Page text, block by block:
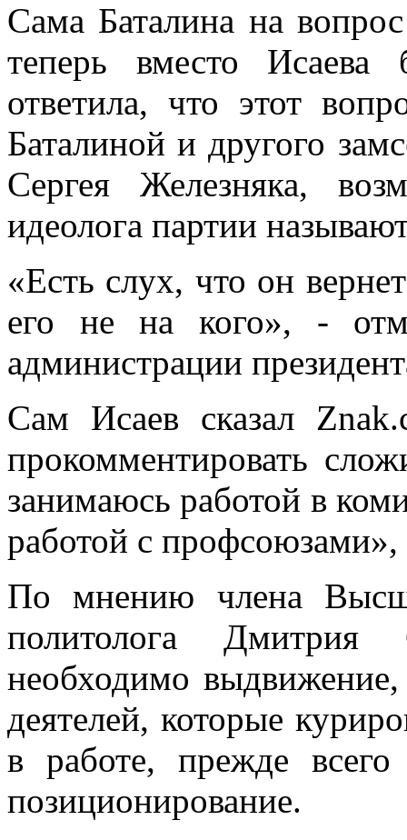
Сама Баталина на
теперь вместо Исаева
ответила, что этот
Баталиной и другого
Сергея Железняка,
идеолога партии
«Есть слух, что он
его не на кого», -
администрации
Сам Исаев сказал
прокомментировать
занимаюсь работой в
работой с профсоюзами»,
По мнению члена
политолога
необходимо
деятелей, которые
в работе, прежде
позиционирование.